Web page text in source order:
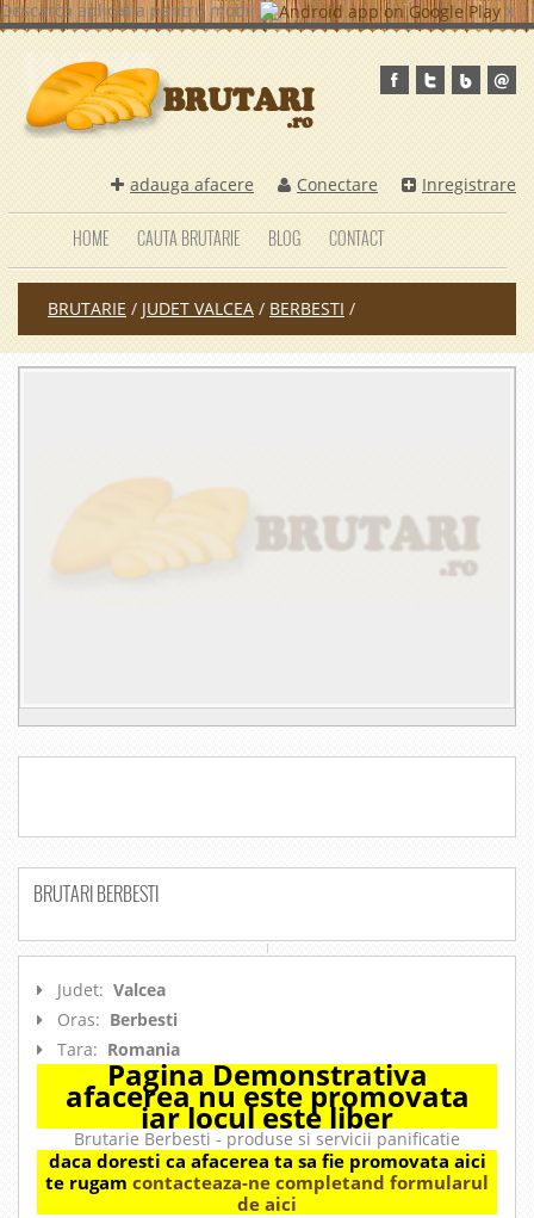
Descarca aplicatia pentru mobil x
adauga afacere Conectare Inregistrare
HOME CAUTA BRUTARIE BLOG CONTACT
BRUTARIE / JUDET VALCEA / BERBESTI /
BRUTARI BERBESTI
Judet: Valcea
Oras: Berbesti
Tara: Romania
Pagina Demonstrativa
afacerea nu este promovata
iar locul este liber
Brutarie Berbesti - produse si servicii panificatie
daca doresti ca afacerea ta sa fie promovata aici
te rugam contacteaza-ne completand formularul
de aici